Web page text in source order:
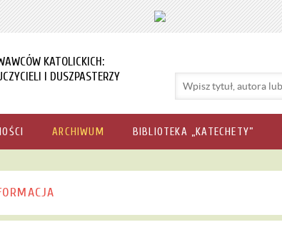
KATOLICKICH:
I DUSZPASTERZY
ARCHIWUM BIBLIOTEKA „KATECHETY”